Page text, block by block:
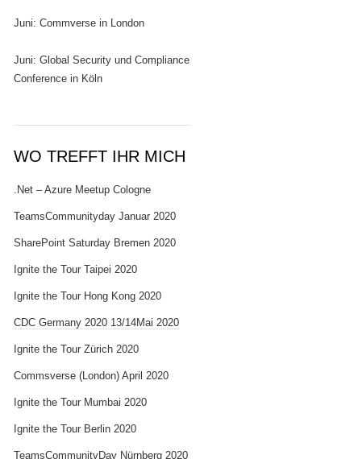
Juni: Commverse in London
Juni: Global Security und Compliance
Conference in Köln
WO TREFFT IHR MICH
.Net – Azure Meetup Cologne
TeamsCommunityday Januar 2020
SharePoint Saturday Bremen 2020
Ignite the Tour Taipei 2020
Ignite the Tour Hong Kong 2020
CDC Germany 2020 13/14Mai 2020
Ignite the Tour Zürich 2020
Commsverse (London) April 2020
Ignite the Tour Mumbai 2020
Ignite the Tour Berlin 2020
TeamsCommunityDay Nürnberg 2020